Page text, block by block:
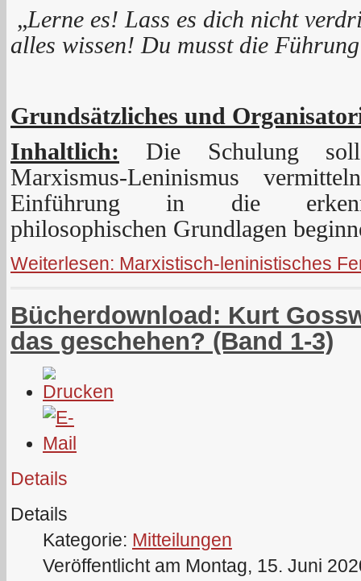
„Lerne es! Lass es dich nicht
alles wissen! Du musst die
Grundsätzliches und
Inhaltlich: Die Schulung
Marxismus-Leninismus
Einführung in die
philosophischen Grundlagen
Weiterlesen: Marxistisch-leninistisches
Bücherdownload: Kurt
das geschehen? (Band 1-3)
Details
Details
Kategorie: Mitteilungen
Veröffentlicht am Montag, 15. Juni